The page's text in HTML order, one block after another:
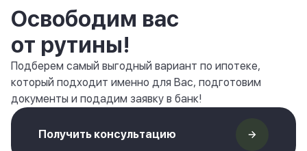
Освободим вас
от рутины!
Подберем самый выгодный вариант по ипотеке,
который подходит именно для Вас, подготовим
документы и подадим заявку в банк!
Получить консультацию